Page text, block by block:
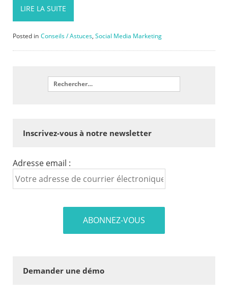
LIRE LA SUITE
Posted in Conseils / Astuces,Social Media Marketing
Inscrivez-vous à notre newsletter
Adresse email :
Demander une démo